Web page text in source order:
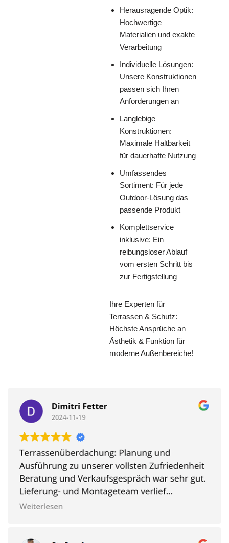
Herausragende Optik:
Hochwertige
Materialien und exakte
Verarbeitung
Individuelle Lösungen:
Unsere Konstruktionen
passen sich Ihren
Anforderungen an
Langlebige
Konstruktionen:
Maximale Haltbarkeit
für dauerhafte Nutzung
Umfassendes
Sortiment: Für jede
Outdoor-Lösung das
passende Produkt
Komplettservice
inklusive: Ein
reibungsloser Ablauf
vom ersten Schritt bis
zur Fertigstellung
Ihre Experten für
Terrassen & Schutz:
Höchste Ansprüche an
Ästhetik & Funktion für
moderne Außenbereiche!